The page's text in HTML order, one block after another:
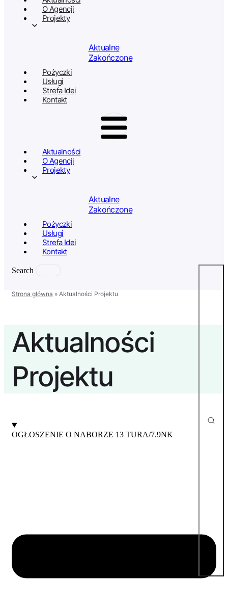
O Agencji
Projekty
Aktualne
Zakończone
Pożyczki
Usługi
Strefa Idei
Kontakt
Aktualności
O Agencji
Projekty
Aktualne
Zakończone
Pożyczki
Usługi
Strefa Idei
Kontakt
Search
Strona główna » Aktualności Projektu
Aktualności
Projektu
OGŁOSZENIE O NABORZE 13 TURA/7.9NK